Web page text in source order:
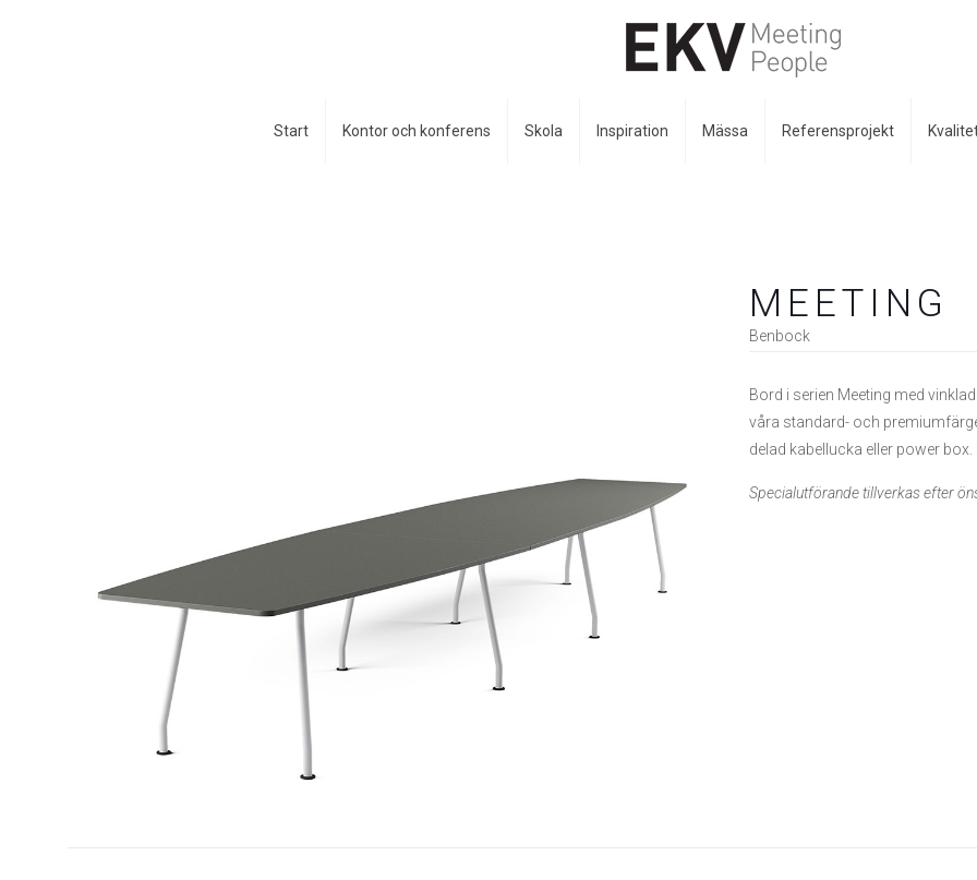
Start Kontor och konferens Skola Inspiration Mässa Referensprojekt
MEETING
Benbock
Bord i serien Meeting med
våra standard- och
delad kabellucka eller power
Specialutförande tillverkas efter